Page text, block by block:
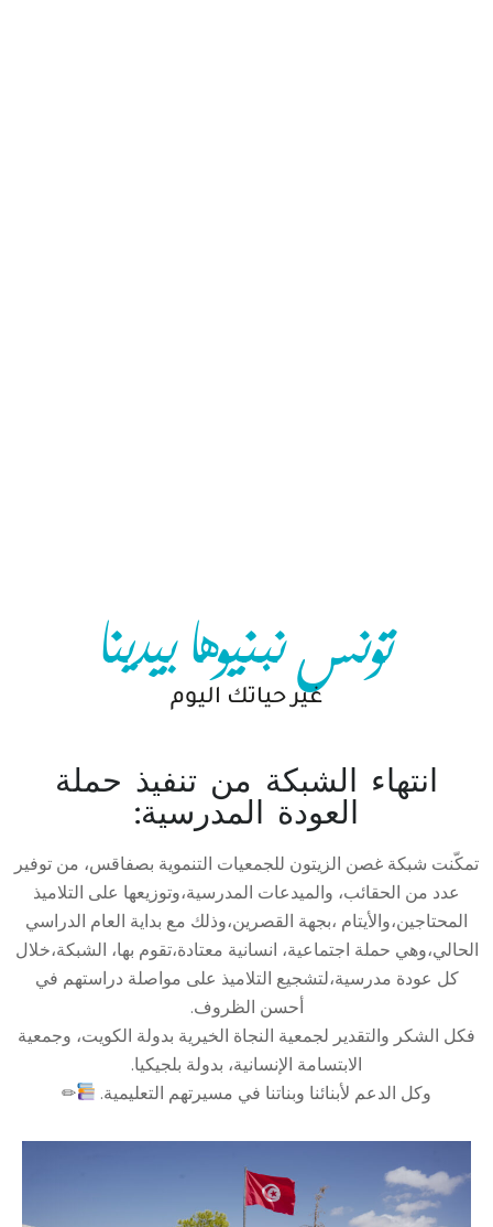
تونس نبنیوھا بیدینا
غير حياتك اليوم
انتهاء الشبكة من تنفيذ حملة
العودة المدرسية:
تمكّنت شبكة غصن الزيتون للجمعيات التنموية بصفاقس، من توفير
عدد من الحقائب، والميدعات المدرسية،وتوزيعها على التلاميذ
المحتاجين،والأيتام ،بجهة القصرين،وذلك مع بداية العام الدراسي
الحالي،وهي حملة اجتماعية، انسانية معتادة،تقوم بها، الشبكة،خلال
كل عودة مدرسية،لتشجيع التلاميذ على مواصلة دراستهم في
أحسن الظروف.
فكل الشكر والتقدير لجمعية النجاة الخيرية بدولة الكويت، وجمعية
الابتسامة الإنسانية، بدولة بلجيكيا.
وكل الدعم لأبنائنا وبناتنا في مسيرتهم التعليمية.
✏